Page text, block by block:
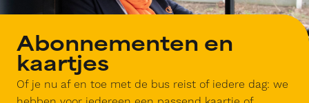
Abonnementen en
kaartjes
Of je nu af en toe met de bus reist of iedere dag: we